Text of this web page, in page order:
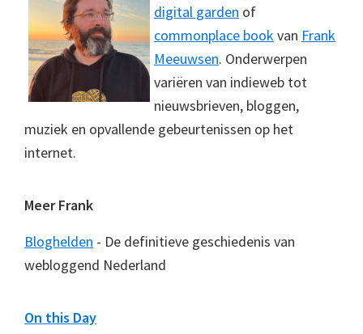
digital garden of
commonplace bookvan Frank
Meeuwsen. Onderwerpen
variëren van indieweb tot
nieuwsbrieven, bloggen,
muziek en opvallende gebeurtenissen op het
internet.
Meer Frank
Bloghelden - De definitieve geschiedenis van
webloggend Nederland
On this Day